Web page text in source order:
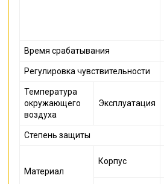
Время срабатывания
Регулировка чувствительности
Температура
окружающего
воздуха
Эксплуатация
Степень защиты
Материал
Корпус